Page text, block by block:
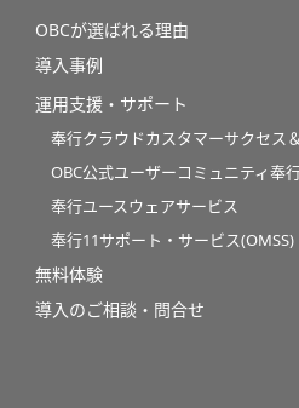
OBCが選ばれる理由
導入事例
運用支援・サポート
奉行クラウドカスタマーサクセス
OBC公式ユーザーコミュニティ奉
奉行ユースウェアサービス
奉行11サポート・サービス(OMSS)
無料体験
導入のご相談・問合せ